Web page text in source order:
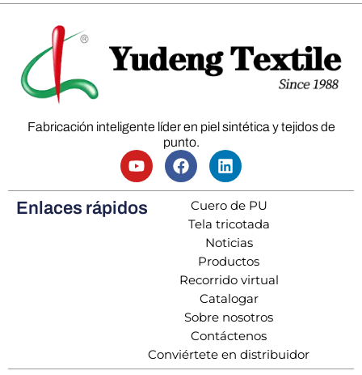
Fabricación inteligente líder en piel sintética y tejidos de
punto.
Enlaces rápidos
Cuero de PU
Tela tricotada
Noticias
Productos
Recorrido virtual
Catalogar
Sobre nosotros
Contáctenos
Conviértete en distribuidor